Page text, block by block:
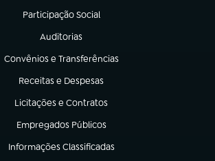
Participação Social
(abre em nova aba)
Auditorias
(abre em nova aba)
Convênios e Transferências
(abre em nova aba)
Receitas e Despesas
(abre em nova aba)
Licitações e Contratos
(abre em nova aba)
Empregados Públicos
(abre em nova aba)
Informações Classificadas
(abre em nova aba)